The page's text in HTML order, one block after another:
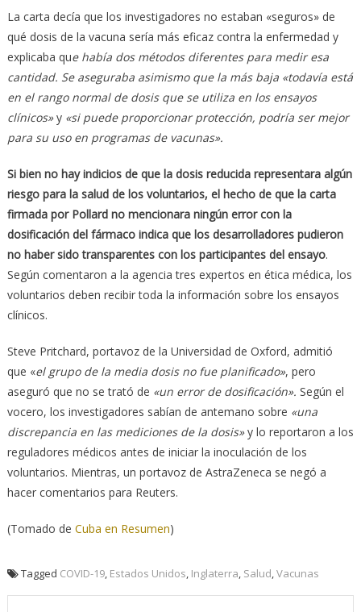
La carta decía que los investigadores no estaban «seguros» de
qué dosis de la vacuna sería más eficaz contra la enfermedad y
explicaba que había dos métodos diferentes para medir esa
cantidad. Se aseguraba asimismo que la más baja «todavía está
en el rango normal de dosis que se utiliza en los ensayos
clínicos»y «si puede proporcionar protección, podría ser mejor
para su uso en programas de vacunas».
Si bien no hay indicios de que la dosis reducida representara algún
riesgo para la salud de los voluntarios, el hecho de que la carta
firmada por Pollard no mencionara ningún error con la
dosificación del fármaco indica que los desarrolladores pudieron
no haber sido transparentes con los participantes del ensayo.
Según comentaron a la agencia tres expertos en ética médica, los
voluntarios deben recibir toda la información sobre los ensayos
clínicos.
Steve Pritchard, portavoz de la Universidad de Oxford, admitió
que «el grupo de la media dosis no fue planificado», pero
aseguró que no se trató de «un error de dosificación». Según el
vocero, los investigadores sabían de antemano sobre «una
discrepancia en las mediciones de la dosis»y lo reportaron a los
reguladores médicos antes de iniciar la inoculación de los
voluntarios. Mientras, un portavoz de AstraZeneca se negó a
hacer comentarios para Reuters.
(Tomado de Cuba en Resumen)
Tagged COVID-19, Estados Unidos Inglaterra Salud Vacunas